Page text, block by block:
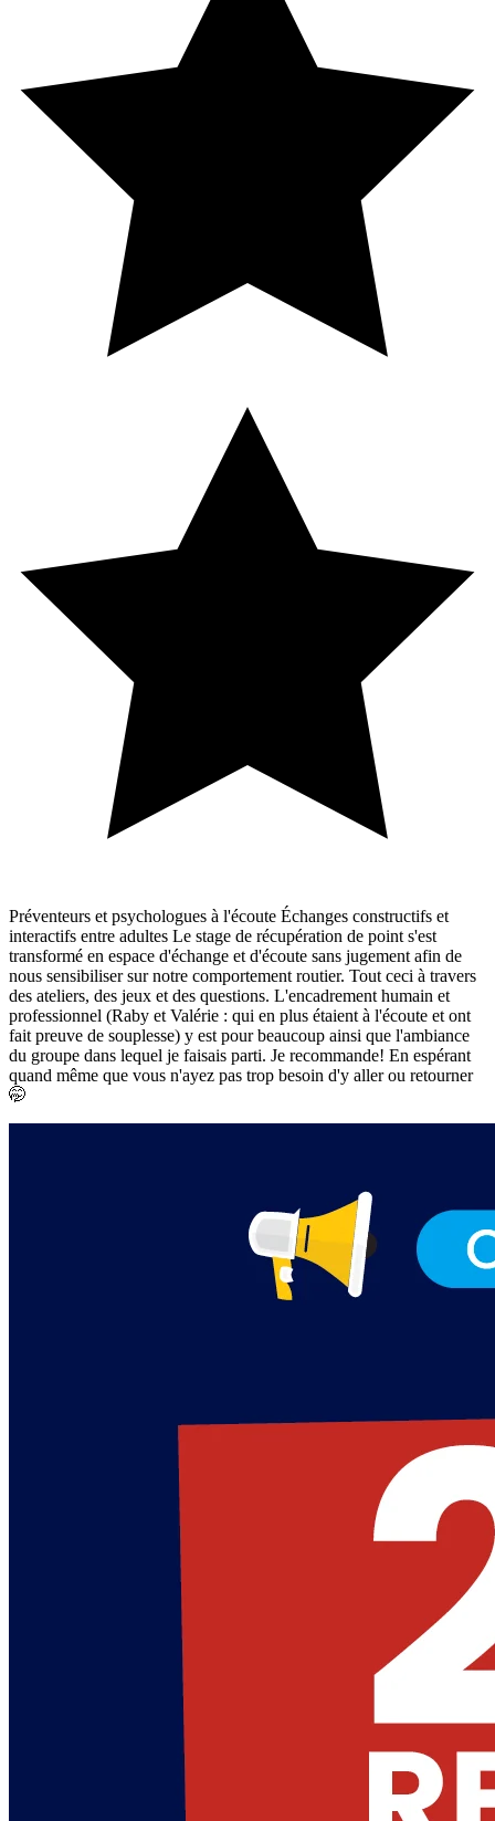
Préventeurs et psychologues à l'écoute Échanges constructifs et
interactifs entre adultes Le stage de récupération de point s'est
transformé en espace d'échange et d'écoute sans jugement afin de
nous sensibiliser sur notre comportement routier. Tout ceci à travers
des ateliers, des jeux et des questions. L'encadrement humain et
professionnel (Raby et Valérie : qui en plus étaient à l'écoute et ont
fait preuve de souplesse) y est pour beaucoup ainsi que l'ambiance
du groupe dans lequel je faisais parti. Je recommande! En espérant
quand même que vous n'ayez pas trop besoin d'y aller ou retourner
🤭